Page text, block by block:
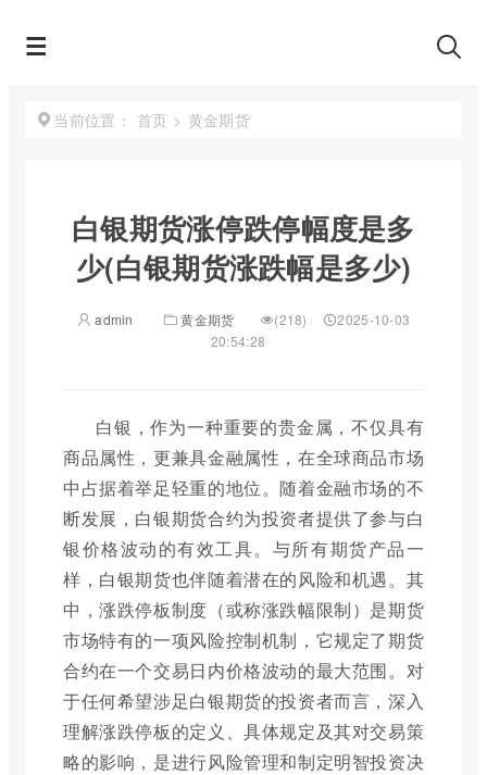
当前位置： 首页 > 黄金期货
白银期货涨停跌停幅度是多
少(白银期货涨跌幅是多少)
admin 黄金期货 (218)
2025-10-03
20:54:28
白银，作为一种重要的贵金属，不仅具有
商品属性，更兼具金融属性，在全球商品市场
中占据着举足轻重的地位。随着金融市场的不
断发展，白银期货合约为投资者提供了参与白
银价格波动的有效工具。与所有期货产品一
样，白银期货也伴随着潜在的风险和机遇。其
中，涨跌停板制度（或称涨跌幅限制）是期货
市场特有的一项风险控制机制，它规定了期货
合约在一个交易日内价格波动的最大范围。对
于任何希望涉足白银期货的投资者而言，深入
理解涨跌停板的定义、具体规定及其对交易策
略的影响，是进行风险管理和制定明智投资决